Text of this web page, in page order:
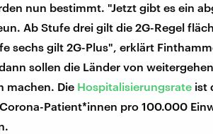
nun bestimmt. "Jetzt gibt es ein
Ab Stufe drei gilt die 2G-Regel
sechs gilt 2G-Plus", erklärt
sollen die Länder von
machen. Die Hospitalisierungsrate ist
Patient*innen pro 100.000